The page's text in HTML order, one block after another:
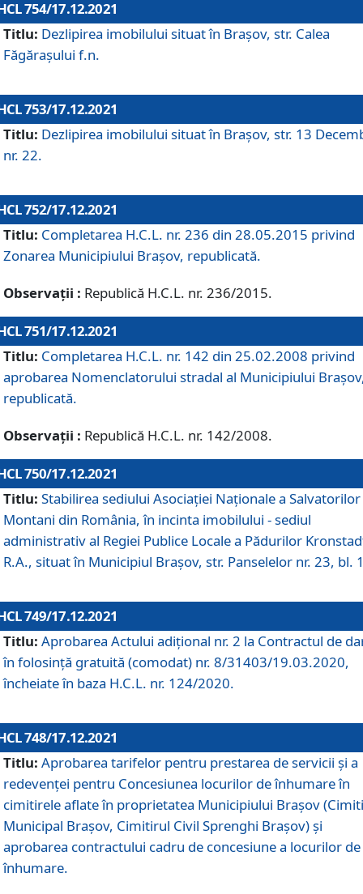
754/17.12.2021
Titlu: Dezlipirea imobilului situat în Brașov, str. Calea
Făgărașului f.n.
753/17.12.2021
Titlu: Dezlipirea imobilului situat în Brașov, str. 13
nr. 22.
752/17.12.2021
Titlu: Completarea H.C.L. nr. 236 din 28.05.2015 privind
Zonarea Municipiului Braşov, republicată.
Observații : Republică H.C.L. nr. 236/2015.
751/17.12.2021
Titlu: Completarea H.C.L. nr. 142 din 25.02.2008 privind
aprobarea Nomenclatorului stradal al Municipiului
republicată.
Observații : Republică H.C.L. nr. 142/2008.
750/17.12.2021
Titlu: Stabilirea sediului Asociației Naționale a Salvatorilor
Montani din România, în incinta imobilului - sediul
administrativ al Regiei Publice Locale a Pădurilor
R.A., situat în Municipiul Braşov, str. Panselelor nr. 23, bl.
749/17.12.2021
Titlu: Aprobarea Actului adițional nr. 2 la Contractul de
în folosință gratuită (comodat) nr. 8/31403/19.03.2020,
încheiate în baza H.C.L. nr. 124/2020.
748/17.12.2021
Titlu: Aprobarea tarifelor pentru prestarea de servicii şi a
redevenţei pentru Concesiunea locurilor de înhumare în
cimitirele aflate în proprietatea Municipiului Braşov
Municipal Braşov, Cimitirul Civil Sprenghi Braşov) şi
aprobarea contractului cadru de concesiune a locurilor de
înhumare.